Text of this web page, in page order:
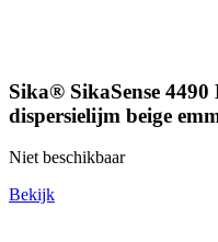
Sika® SikaSense 4490
dispersielijm beige
Niet beschikbaar
Bekijk